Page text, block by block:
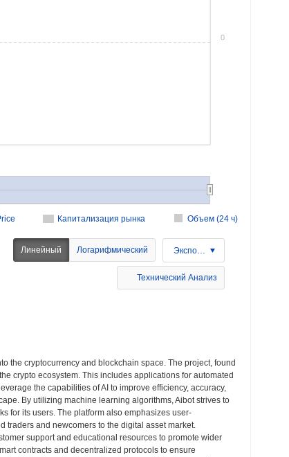
Капитализация рынка Объем (24 ч)
0
Линейный Логарифмический Экспорт
Технический Анализ
the cryptocurrency and blockchain space. The project, found
crypto ecosystem. This includes applications for automated
the capabilities of AI to improve efficiency, accuracy,
By utilizing machine learning algorithms, Aibot strives to
for its users. The platform also emphasizes user-
traders and newcomers to the digital asset market.
support and educational resources to promote wider
contracts and decentralized protocols to ensure